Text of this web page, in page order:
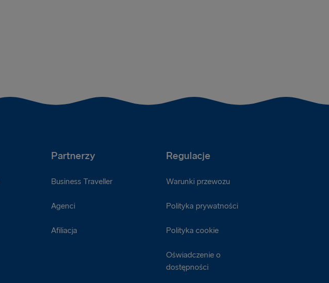
Partnerzy Regulacje
Business Traveller
Agenci
Afiliacja
Warunki przewozu
Polityka prywatności
Polityka cookie
Oświadczenie o
dostępności